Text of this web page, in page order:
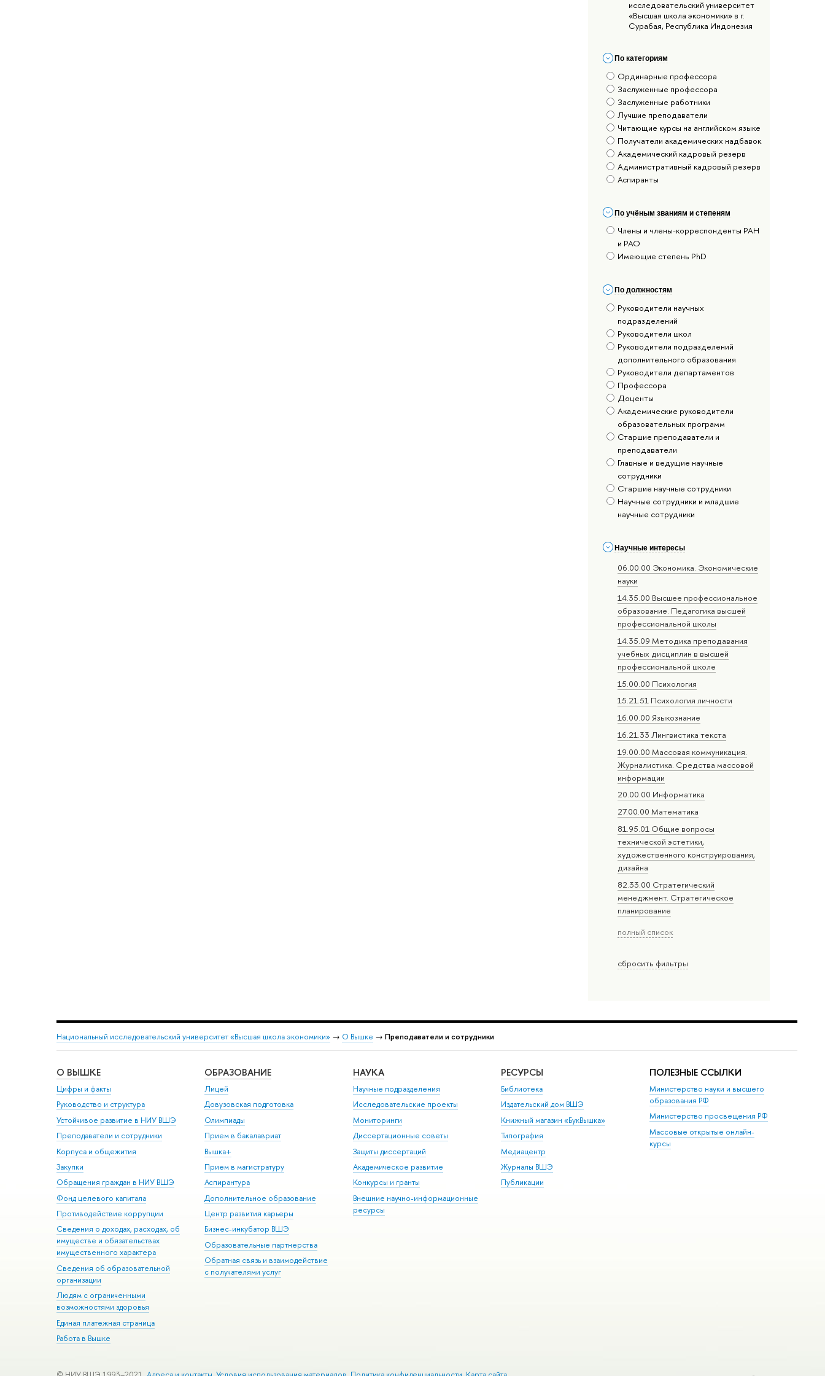
исследовательский университет
«Высшая школа экономики» в г.
Сурабая, Республика Индонезия
По категориям
Ординарные профессора
Заслуженные профессора
Заслуженные работники
Лучшие преподаватели
Читающие курсы на английском языке
Получатели академических надбавок
Академический кадровый резерв
Административный кадровый резерв
Аспиранты
По учёным званиям и степеням
Члены и члены-корреспонденты РАН
и РАО
Имеющие степень PhD
По должностям
Руководители научных
подразделений
Руководители школ
Руководители подразделений
дополнительного образования
Руководители департаментов
Профессора
Доценты
Академические руководители
образовательных программ
Старшие преподаватели и
преподаватели
Главные и ведущие научные
сотрудники
Старшие научные сотрудники
Научные сотрудники и младшие
научные сотрудники
Научные интересы
06.00.00 Экономика. Экономические
науки
14.35.00 Высшее профессиональное
образование. Педагогика высшей
профессиональной школы
14.35.09 Методика преподавания
учебных дисциплин в высшей
профессиональной школе
15.00.00 Психология
15.21.51 Психология личности
16.00.00 Языкознание
16.21.33 Лингвистика текста
19.00.00 Массовая коммуникация.
Журналистика. Средства массовой
информации
20.00.00 Информатика
27.00.00 Математика
81.95.01 Общие вопросы
технической эстетики,
художественного конструирования,
дизайна
82.33.00 Стратегический
менеджмент. Стратегическое
планирование
полный список
сбросить фильтры
Национальный исследовательский университет «Высшая школа экономики» → О Вышке → Преподаватели и сотрудники
О ВЫШКЕ
Цифры и факты
Руководство и структура
Устойчивое развитие в НИУ ВШЭ
Преподаватели и сотрудники
Корпуса и общежития
Закупки
Обращения граждан в НИУ ВШЭ
Фонд целевого капитала
Противодействие коррупции
Сведения о доходах, расходах, об
имуществе и обязательствах
имущественного характера
Сведения об образовательной
организации
Людям с ограниченными
возможностями здоровья
Единая платежная страница
Работа в Вышке
ОБРАЗОВАНИЕ
Лицей
Довузовская подготовка
Олимпиады
Прием в бакалавриат
Вышка+
Прием в магистратуру
Аспирантура
Дополнительное образование
Центр развития карьеры
Бизнес-инкубатор ВШЭ
Образовательные партнерства
Обратная связь и взаимодействие
с получателями услуг
НАУКА
Научные подразделения
Исследовательские проекты
Мониторинги
Диссертационные советы
Защиты диссертаций
Академическое развитие
Конкурсы и гранты
Внешние научно-информационные
ресурсы
РЕСУРСЫ
Библиотека
Издательский дом ВШЭ
Книжный магазин «БукВышка»
Типография
Медиацентр
Журналы ВШЭ
Публикации
ПОЛЕЗНЫЕ ССЫЛКИ
Министерство науки и высшего
образования РФ
Министерство просвещения РФ
Массовые открытые онлайн-
курсы